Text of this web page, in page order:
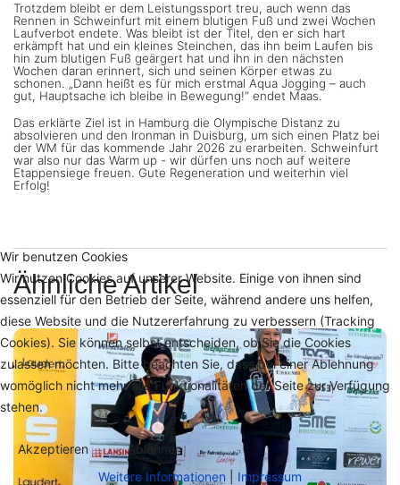
Trotzdem bleibt er dem Leistungssport treu, auch wenn das
Rennen in Schweinfurt mit einem blutigen Fuß und zwei Wochen
Laufverbot endete. Was bleibt ist der Titel, den er sich hart
erkämpft hat und ein kleines Steinchen, das ihn beim Laufen bis
hin zum blutigen Fuß geärgert hat und ihn in den nächsten
Wochen daran erinnert, sich und seinen Körper etwas zu
schonen. „Dann heißt es für mich erstmal Aqua Jogging – auch
gut, Hauptsache ich bleibe in Bewegung!“ endet Maas.
Das erklärte Ziel ist in Hamburg die Olympische Distanz zu
absolvieren und den Ironman in Duisburg, um sich einen Platz bei
der WM für das kommende Jahr 2026 zu erarbeiten. Schweinfurt
war also nur das Warm up - wir dürfen uns noch auf weitere
Etappensiege freuen. Gute Regeneration und weiterhin viel
Erfolg!
Ähnliche Artikel
Wir benutzen Cookies
Wir nutzen Cookies auf unserer Website. Einige von ihnen sind
essenziell für den Betrieb der Seite, während andere uns helfen,
diese Website und die Nutzererfahrung zu verbessern (Tracking
Cookies). Sie können selbst entscheiden, ob Sie die Cookies
zulassen möchten. Bitte beachten Sie, dass bei einer Ablehnung
womöglich nicht mehr alle Funktionalitäten der Seite zur Verfügung
stehen.
Akzeptieren
Ablehnen
Weitere Informationen
Impressum